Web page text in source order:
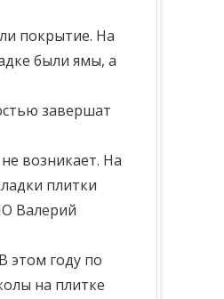
покрытие. На
были ямы, а
завершат
возникает. На
плитки
Валерий
этом году по
на плитке